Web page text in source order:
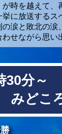
時を越えて、
に放送する
涙と敗北の
せながら思い
30分～
みどこ